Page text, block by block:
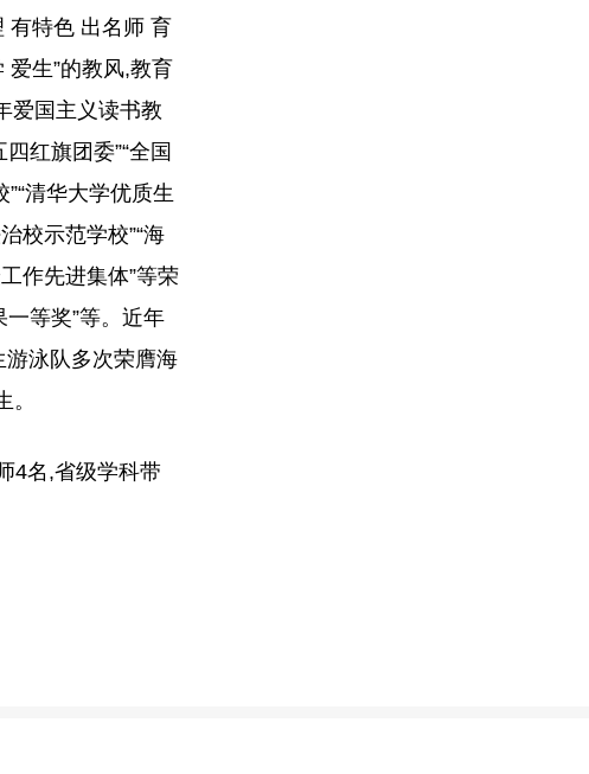
有特色 出名师 育
爱生”的教风,教育
爱国主义读书教
红旗团委”“全国
清华大学优质生
校示范学校”“海
作先进集体”等荣
一等奖”等。近年
泳队多次荣膺海
4名,省级学科带